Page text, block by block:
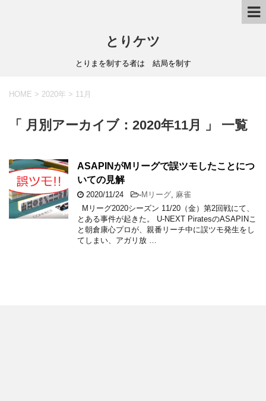
とりケツ
とりまを制する者は 結局を制す
HOME > 2020年 > 11月
「 月別アーカイブ：2020年11月 」 一覧
ASAPINがMリーグで誤ツモしたことにつ
いての見解
2020/11/24 -Mリーグ 麻雀
Mリーグ2020シーズン 11/20（金）第2回戦にて、
とある事件が起きた。 U-NEXT PiratesのASAPINこ
と朝倉康心プロが、親番リーチ中に誤ツモ発生をし
てしまい、アガリ放 …